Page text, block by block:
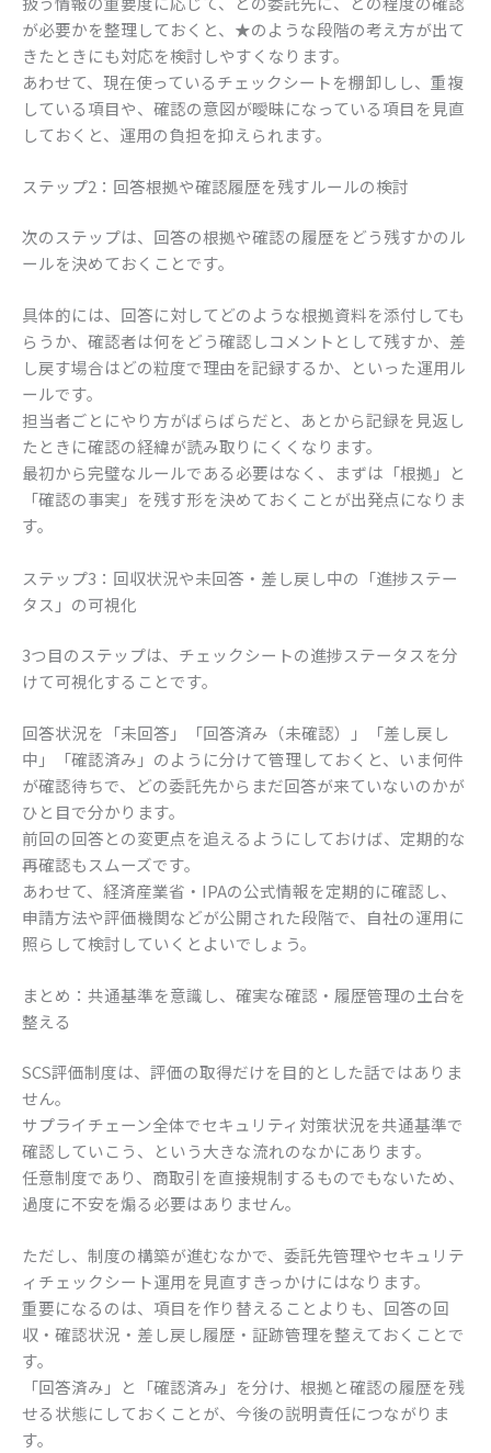
が必要かを整理しておくと、★のような段階の考え方が出て
きたときにも対応を検討しやすくなります。
あわせて、現在使っているチェックシートを棚卸しし、重複
している項目や、確認の意図が曖昧になっている項目を見直
しておくと、運用の負担を抑えられます。
ステップ2：回答根拠や確認履歴を残すルールの検討
次のステップは、回答の根拠や確認の履歴をどう残すかのル
ールを決めておくことです。
具体的には、回答に対してどのような根拠資料を添付しても
らうか、確認者は何をどう確認しコメントとして残すか、差
し戻す場合はどの粒度で理由を記録するか、といった運用ル
ールです。
担当者ごとにやり方がばらばらだと、あとから記録を見返し
たときに確認の経緯が読み取りにくくなります。
最初から完璧なルールである必要はなく、まずは「根拠」と
「確認の事実」を残す形を決めておくことが出発点になりま
す。
ステップ3：回収状況や未回答・差し戻し中の「進捗ステー
タス」の可視化
3つ目のステップは、チェックシートの進捗ステータスを分
けて可視化することです。
回答状況を「未回答」「回答済み（未確認）」「差し戻し
中」「確認済み」のように分けて管理しておくと、いま何件
が確認待ちで、どの委託先からまだ回答が来ていないのかが
ひと目で分かります。
前回の回答との変更点を追えるようにしておけば、定期的な
再確認もスムーズです。
あわせて、経済産業省・IPAの公式情報を定期的に確認し、
申請方法や評価機関などが公開された段階で、自社の運用に
照らして検討していくとよいでしょう。
まとめ：共通基準を意識し、確実な確認・履歴管理の土台を
整える
SCS評価制度は、評価の取得だけを目的とした話ではありま
せん。
サプライチェーン全体でセキュリティ対策状況を共通基準で
確認していこう、という大きな流れのなかにあります。
任意制度であり、商取引を直接規制するものでもないため、
過度に不安を煽る必要はありません。
ただし、制度の構築が進むなかで、委託先管理やセキュリテ
ィチェックシート運用を見直すきっかけにはなります。
重要になるのは、項目を作り替えることよりも、回答の回
収・確認状況・差し戻し履歴・証跡管理を整えておくことで
す。
「回答済み」と「確認済み」を分け、根拠と確認の履歴を残
せる状態にしておくことが、今後の説明責任につながりま
す。